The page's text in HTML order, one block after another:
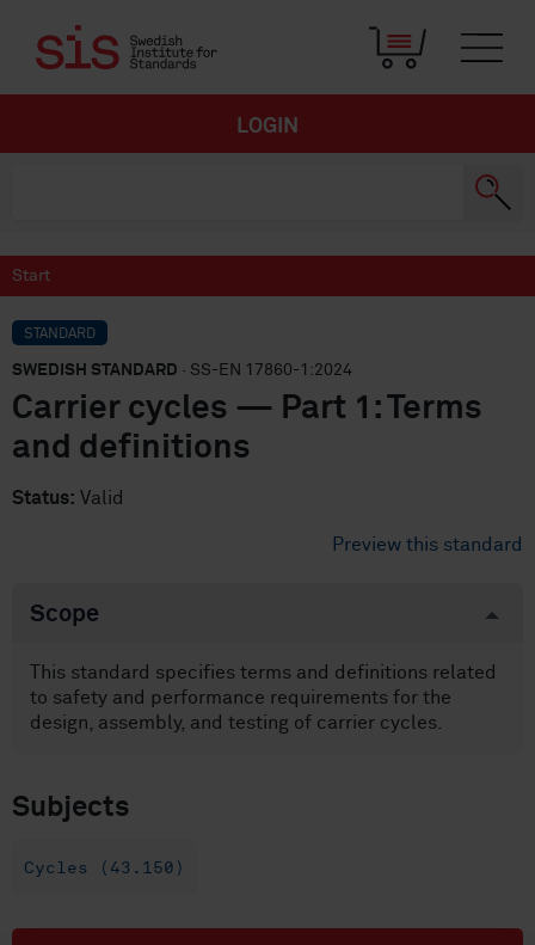
LOGIN
Start
STANDARD
SWEDISH STANDARD · SS-EN 17860-1:2024
Carrier cycles — Part 1: Terms
and definitions
Status: Valid
Preview this standard
Scope
This standard specifies terms and definitions related
to safety and performance requirements for the
design, assembly, and testing of carrier cycles.
Subjects
Cycles (43.150)